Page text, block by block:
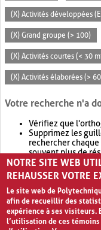
(X) Activités développées
(X) Grand groupe (> 100)
(X) Activités courtes (< 30
(X) Activités élaborées (>
Votre recherche n'a
Vérifiez que
Supprimez les
rechercher
souvent plus de
Envisagez
retournera
NOTRE SITE WEB
REHAUSSER VOTRE
Le site web de
afin de recueillir des
expérience à ses visiteurs.
l’utilisation de ces